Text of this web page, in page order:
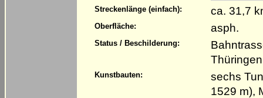
Streckenlänge (einfach): ca. 31,7
Oberfläche: asph.
Status / Beschilderung:
Kunstbauten:
sechs
1529 m),